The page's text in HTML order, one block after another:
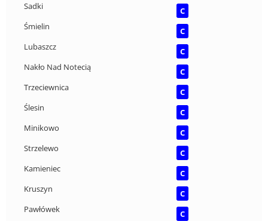
Sadki
C
Śmielin
C
Lubaszcz
C
Nakło Nad Notecią
C
Trzeciewnica
C
Ślesin
C
Minikowo
C
Strzelewo
C
Kamieniec
C
Kruszyn
C
Pawłówek
C